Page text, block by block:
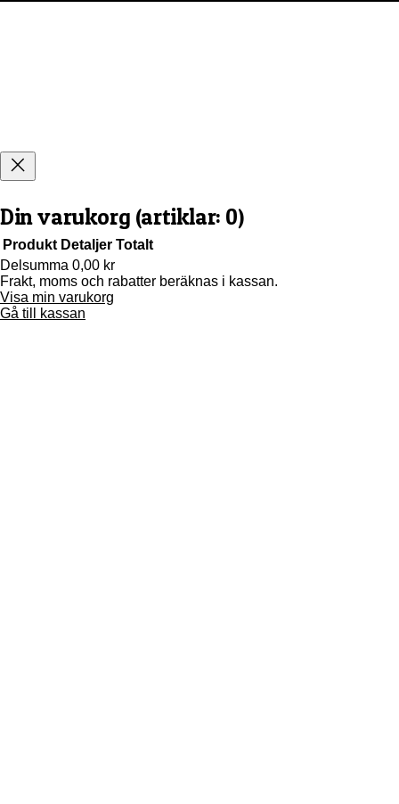
Din varukorg (artiklar: 0)
Produkter
i
Produkt Detaljer Totalt
Delsumma 0,00 kr
Frakt, moms och rabatter beräknas i kassan.
Visa min varukorg
Gå till kassan